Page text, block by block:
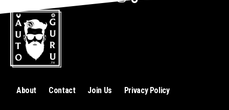
About Contact Join Us Privacy Policy